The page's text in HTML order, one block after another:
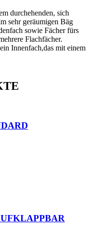
durchehenden, sich
sehr geräumigen Bäg
sowie Fächer fürs
Flachfächer.
Innenfach,das mit einem